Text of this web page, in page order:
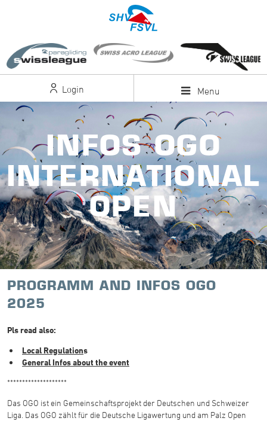
Login Menu
INFOS OGO
INTERNATIONAL
OPEN
PROGRAMM AND INFOS OGO
2025
Pls read also:
Local Regulations
General Infos about the event
********************
Das OGO ist ein Gemeinschaftsprojekt der Deutschen und Schweizer
Liga. Das OGO zählt für die Deutsche Ligawertung und am Palz Open